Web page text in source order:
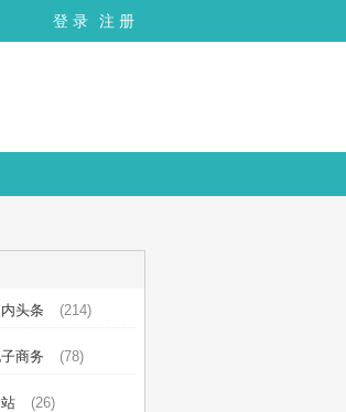
登 录 注 册
头条 (214)
商务 (78)
(26)